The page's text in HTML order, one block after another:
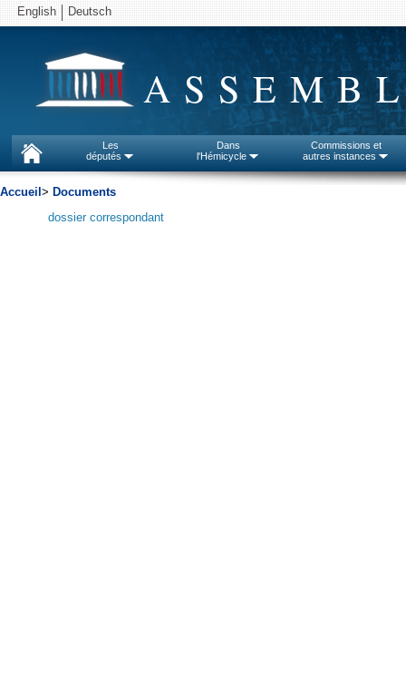
English Deutsch
Les
députés
Dans
l'Hémicycle
Commissions et
autres instances
Accueil > Documents
dossier correspondant